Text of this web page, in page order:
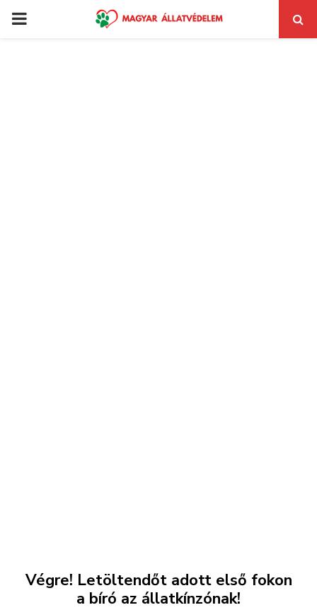
PRIMARY
Végre! Letöltendőt adott első fokon
a bíró az állatkínzónak!